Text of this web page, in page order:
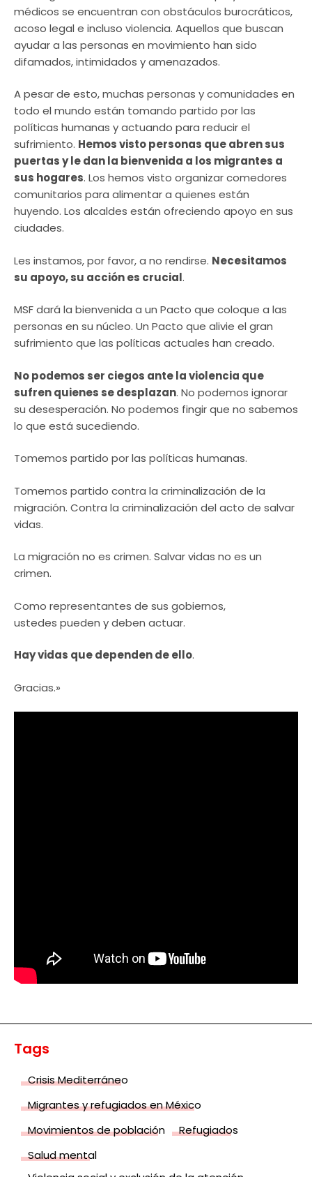
médicos se encuentran con obstáculos burocráticos,
acoso legal e incluso violencia. Aquellos que buscan
ayudar a las personas en movimiento han sido
difamados, intimidados y amenazados.
A pesar de esto, muchas personas y comunidades en
todo el mundo están tomando partido por las
políticas humanas y actuando para reducir el
sufrimiento. Hemos visto personas que abren sus
puertas y le dan la bienvenida a los migrantes a
sus hogares. Los hemos visto organizar comedores
comunitarios para alimentar a quienes están
huyendo. Los alcaldes están ofreciendo apoyo en sus
ciudades.
Les instamos, por favor, a no rendirse. Necesitamos
su apoyo, su acción es crucial.
MSF dará la bienvenida a un Pacto que coloque a las
personas en su núcleo. Un Pacto que alivie el gran
sufrimiento que las políticas actuales han creado.
No podemos ser ciegos ante la violencia que
sufren quienes se desplazan. No podemos ignorar
su desesperación. No podemos fingir que no sabemos
lo que está sucediendo.
Tomemos partido por las políticas humanas.
Tomemos partido contra la criminalización de la
migración. Contra la criminalización del acto de salvar
vidas.
La migración no es crimen. Salvar vidas no es un
crimen.
Como representantes de sus gobiernos,
ustedes pueden y deben actuar.
Hay vidas que dependen de ello.
Gracias.»
Tags
Crisis Mediterráneo
Migrantes y refugiados en México
Movimientos de población
Refugiados
Salud mental